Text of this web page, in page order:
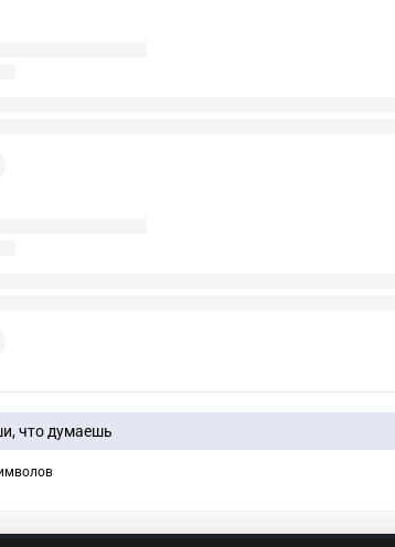
что думаешь